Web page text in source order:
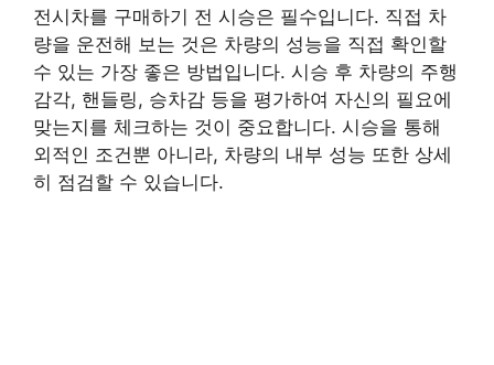
전시차를 구매하기 전 시승은 필수입니다. 직접 차
량을 운전해 보는 것은 차량의 성능을 직접 확인할
수 있는 가장 좋은 방법입니다. 시승 후 차량의 주행
감각, 핸들링, 승차감 등을 평가하여 자신의 필요에
맞는지를 체크하는 것이 중요합니다. 시승을 통해
외적인 조건뿐 아니라, 차량의 내부 성능 또한 상세
히 점검할 수 있습니다.